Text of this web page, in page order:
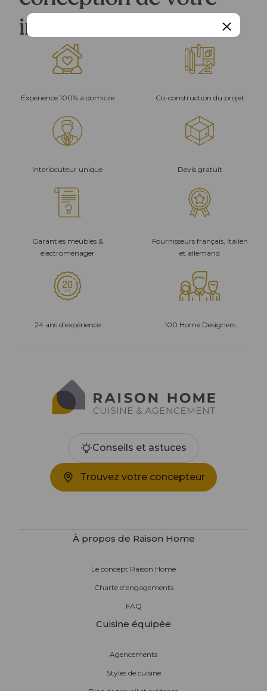
intérieur
Expérience 100% à domicile Co-construction du projet
Interlocuteur unique Devis gratuit
Garanties meubles &
électroménager
Fournisseurs français, italien
et allemand
24 ans d'expérience 100 Home Designers
Conseils et astuces
Trouvez votre concepteur
À propos de Raison Home
Le concept Raison Home
Charte d'engagements
FAQ
Cuisine équipée
Agencements
Styles de cuisine